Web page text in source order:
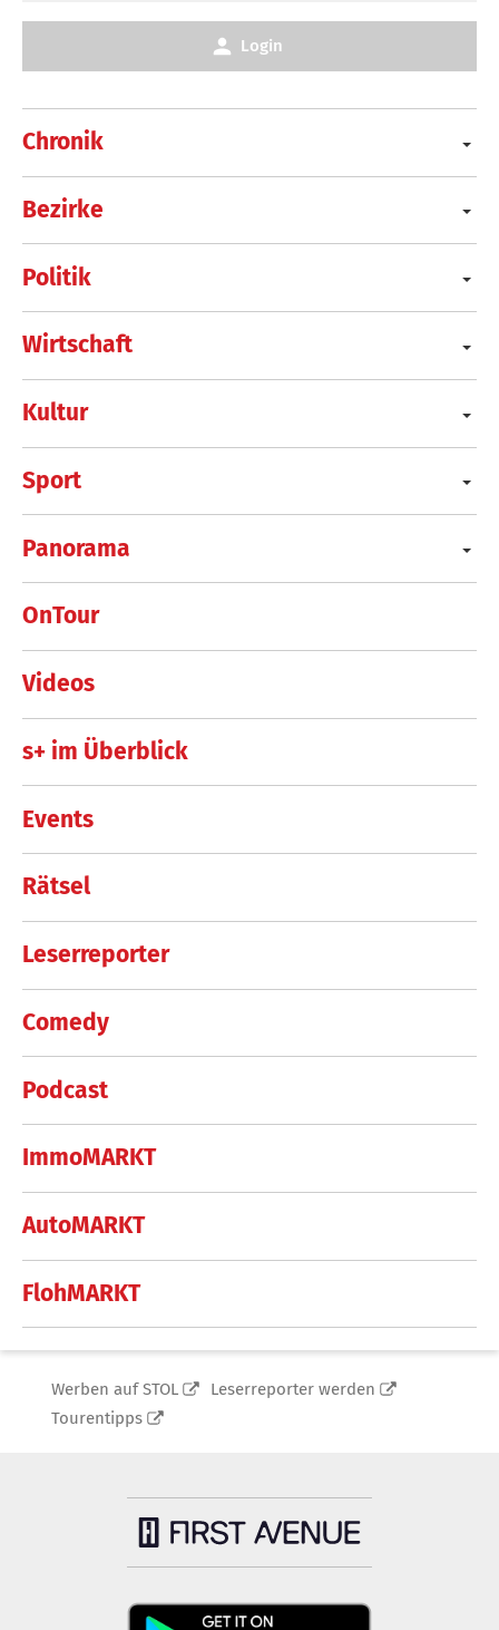
Chronik
Bezirke
Politik
Wirtschaft
Kultur
Sport
Panorama
OnTour
Videos
s+ im Überblick
Events
Rätsel
Leserreporter
Comedy
Podcast
ImmoMARKT
AutoMARKT
FlohMARKT
Login
Werben auf STOL
Leserreporter werden
Tourentipps